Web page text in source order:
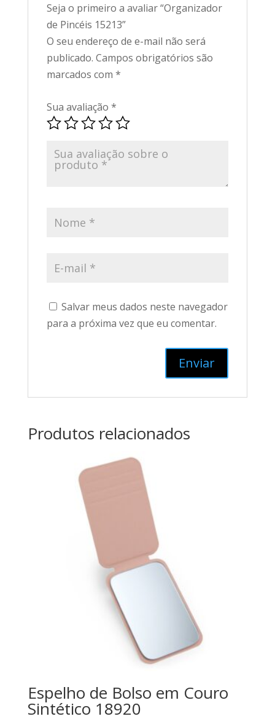
Seja o primeiro a avaliar “Organizador
de Pincéis 15213”
O seu endereço de e-mail não será
publicado. Campos obrigatórios são
marcados com *
Sua avaliação *
Salvar meus dados neste navegador
para a próxima vez que eu comentar.
Produtos relacionados
Espelho de Bolso em Couro
Sintético 18920